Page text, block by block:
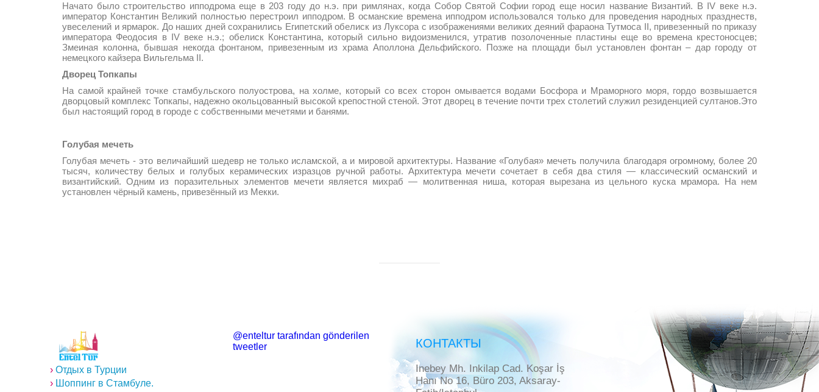
Начато было строительство ипподрома еще в 203 году до н.э. при римлянах, когда Собор Святой Софии город еще носил название Византий. В IV веке н.э.
император Константин Великий полностью перестроил ипподром. В османские времена ипподром использовался только для проведения народных празднеств,
увеселений и ярмарок. До наших дней сохранились Египетский обелиск из Луксора с изображениями великих деяний фараона Тутмоса II, привезенный по приказу
императора Феодосия в IV веке н.э.; обелиск Константина, который сильно видоизменился, утратив позолоченные пластины еще во времена крестоносцев;
Змеиная колонна, бывшая некогда фонтаном, привезенным из храма Аполлона Дельфийского. Позже на площади был установлен фонтан – дар городу от
немецкого кайзера Вильгельма II.
Дворец Топкапы
На самой крайней точке стамбульского полуострова, на холме, который со всех сторон омывается водами Босфора и Мраморного моря, гордо возвышается
дворцовый комплекс Топкапы, надежно окольцованный высокой крепостной стеной. Этот дворец в течение почти трех столетий служил резиденцией султанов.Это
был настоящий город в городе с собственными мечетями и банями.
Голубая мечеть
Голубая мечеть - это величайший шедевр не только исламской, а и мировой архитектуры. Название «Голубая» мечеть получила благодаря огромному, более 20
тысяч, количеству белых и голубых керамических изразцов ручной работы. Архитектура мечети сочетает в себя два стиля — классический османский и
византийский. Одним из поразительных элементов мечети является михраб — молитвенная ниша, которая вырезана из цельного куска мрамора. На нем
установлен чёрный камень, привезённый из Мекки.
› Отдых в Турции
› Шоппинг в Стамбуле.
@enteltur tarafından gönderilen
tweetler
КОНТАКТЫ
Inebey Mh. Inkilap Cad. Koşar İş
Hanı No 16, Büro 203, Aksaray-